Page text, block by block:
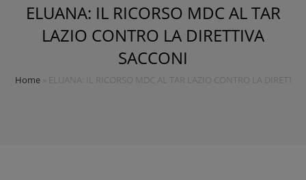
ELUANA: IL RICORSO MDC AL TAR
LAZIO CONTRO LA DIRETTIVA
SACCONI
Home ELUANA: IL RICORSO MDC AL TAR LAZIO CONTRO LA